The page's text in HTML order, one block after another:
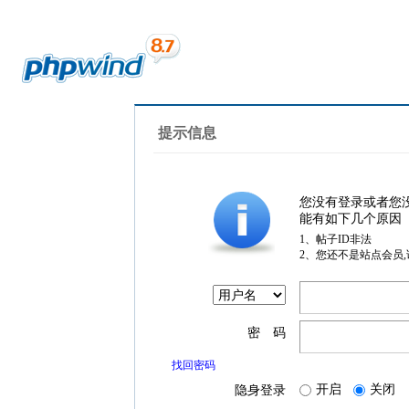
提示信息
您没有登录或者您
能有如下几个原因
1、帖子ID非法
2、您还不是站点会员
密 码
找回密码
隐身登录 开启 关闭